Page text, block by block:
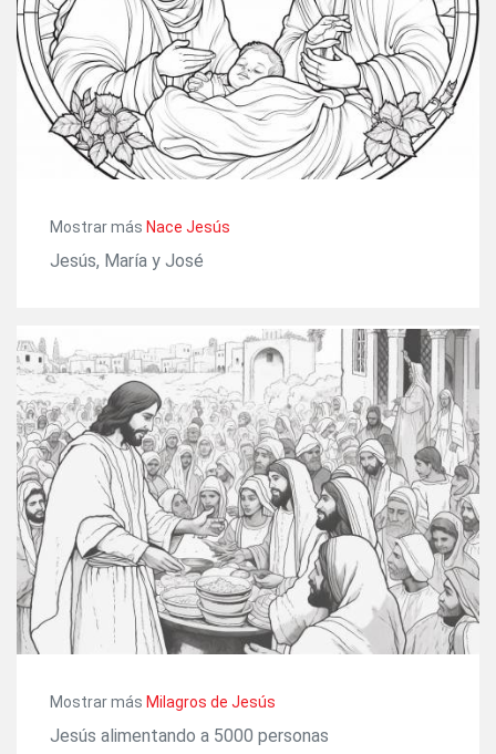
Mostrar más Nace Jesús
Jesús, María y José
Mostrar más Milagros de Jesús
Jesús alimentando a 5000 personas